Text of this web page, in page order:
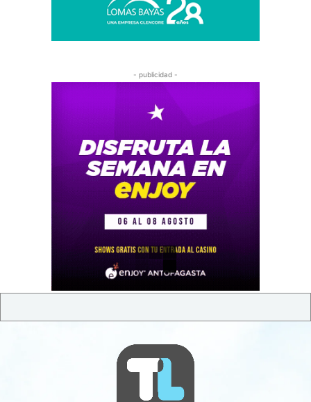
- publicidad -